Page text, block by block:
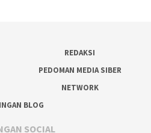
REDAKSI
PEDOMAN MEDIA SIBER
NETWORK
BLOG
SOCIAL